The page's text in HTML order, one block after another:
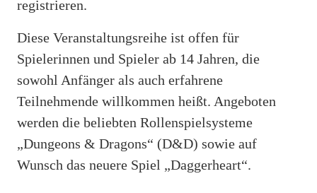
registrieren.
Diese Veranstaltungsreihe ist offen für
Spielerinnen und Spieler ab 14 Jahren, die
sowohl Anfänger als auch erfahrene
Teilnehmende willkommen heißt. Angeboten
werden die beliebten Rollenspielsysteme
„Dungeons & Dragons“ (D&D) sowie auf
Wunsch das neuere Spiel „Daggerheart“.